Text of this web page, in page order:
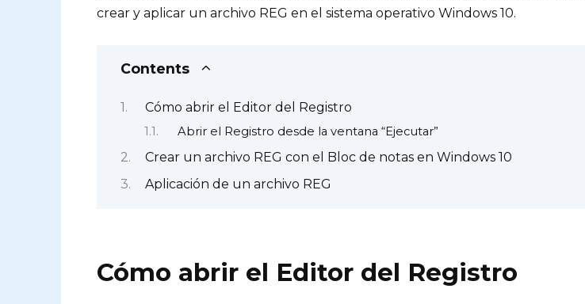
crear y aplicar un archivo REG en el sistema operativo Windows 10.
Contents
Cómo abrir el Editor del Registro
Abrir el Registro desde la ventana “Ejecutar”
Crear un archivo REG con el Bloc de notas en Windows 10
Aplicación de un archivo REG
Cómo abrir el Editor del Registro